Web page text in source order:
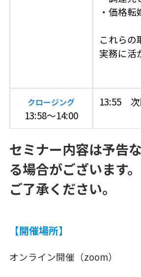
・価格
これらの
実務に活
クロージング
13:58～14:00
13:55 次
セミナー内容は予告
る場合がございます
ご了承ください。
【開催場所】
オンライン開催（zoom）